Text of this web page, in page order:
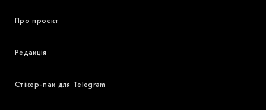
Про проєкт
Редакція
Стікер-пак для Telegram